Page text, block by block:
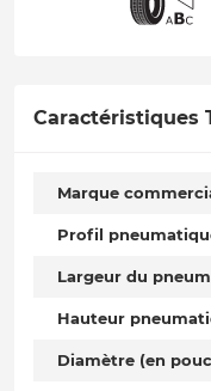
Caractéristiques
Marque
Profil
Largeur du
Hauteur
Diamètre (en